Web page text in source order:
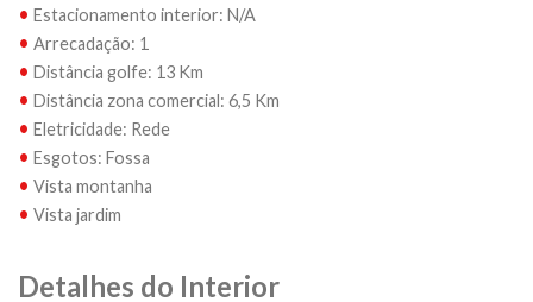
• Estacionamento interior: N/A
• Arrecadação: 1
• Distância golfe: 13 Km
• Distância zona comercial: 6,5 Km
• Eletricidade: Rede
• Esgotos: Fossa
• Vista montanha
• Vista jardim
Detalhes do Interior